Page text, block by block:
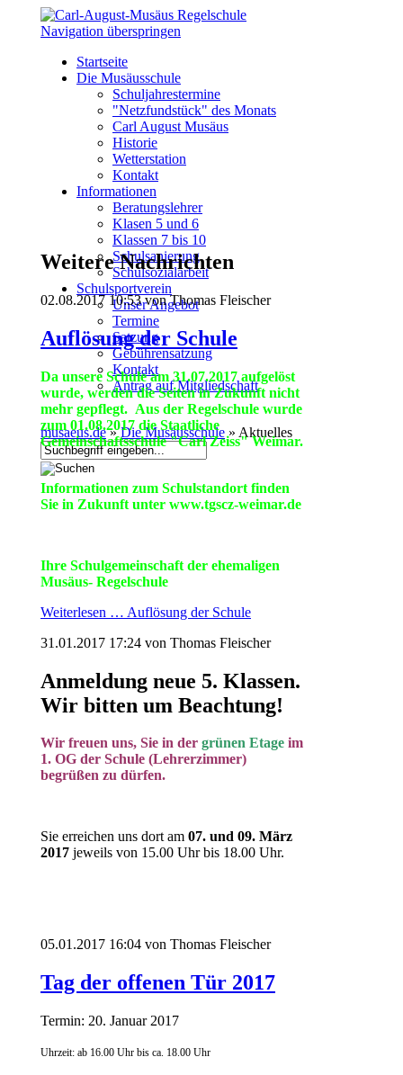
Navigation überspringen
Startseite
Die Musäusschule
Schuljahrestermine
"Netzfundstück" des Monats
Carl August Musäus
Historie
Wetterstation
Kontakt
Informationen
Beratungslehrer
Klasen 5 und 6
Klassen 7 bis 10
Schulsanierung
Schulsozialarbeit
Schulsportverein
Unser Angebot
Termine
Satzung
Gebührensatzung
Kontakt
Antrag auf Mitgliedschaft
musaeus.de»Die Musäusschule» Aktuelles
Weitere Nachrichten
02.08.2017 10:53von Thomas Fleischer
Auflösung der Schule
Da unsere Schule am 31.07.2017 aufgelöst
wurde, werden die Seiten in Zukunft nicht
mehr gepflegt. Aus der Regelschule wurde
zum 01.08.2017 die Staatliche
Gemeinschaftsschule "Carl Zeiss" Weimar.
Informationen zum Schulstandort finden
Sie in Zukunft unter www.tgscz-weimar.de
Ihre Schulgemeinschaft der ehemaligen
Musäus- Regelschule
Weiterlesen … Auflösung der Schule
31.01.2017 17:24 von Thomas Fleischer
Anmeldung neue 5. Klassen.
Wir bitten um Beachtung!
Wir freuen uns, Sie in der grünen Etage im
1. OG der Schule (Lehrerzimmer)
begrüßen zu dürfen.
Sie erreichen uns dort am 07. und 09. März
2017 jeweils von 15.00 Uhr bis 18.00 Uhr.
05.01.2017 16:04 von Thomas Fleischer
Tag der offenen Tür 2017
Termin: 20. Januar 2017
Uhrzeit: ab 16.00 Uhr bis ca. 18.00 Uhr